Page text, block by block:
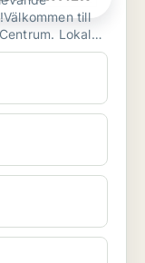
till
Lokalen